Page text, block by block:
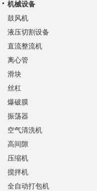
机械设备
鼓风机
液压切割设备
直流整流机
离心管
滑块
丝杠
爆破膜
振荡器
空气清洗机
高间隙
压缩机
搅拌机
全自动打包机